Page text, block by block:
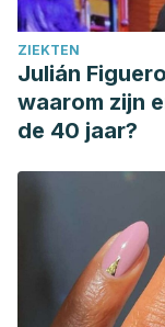
ZIEKTEN
Julián
waarom zijn
de 40 jaar?